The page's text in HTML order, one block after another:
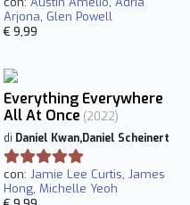
Arjona, Glen Powell
€ 9,99
Everything Everywhere
All At Once (2022)
di Daniel Kwan,Daniel Scheinert
con: Jamie Lee Curtis, James
Hong, Michelle Yeoh